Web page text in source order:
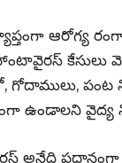
ఆరోగ్య
కేసులు
గోదాములు, పంట
ఉండాలని వైద్య
అనేది ప్రధానంగా